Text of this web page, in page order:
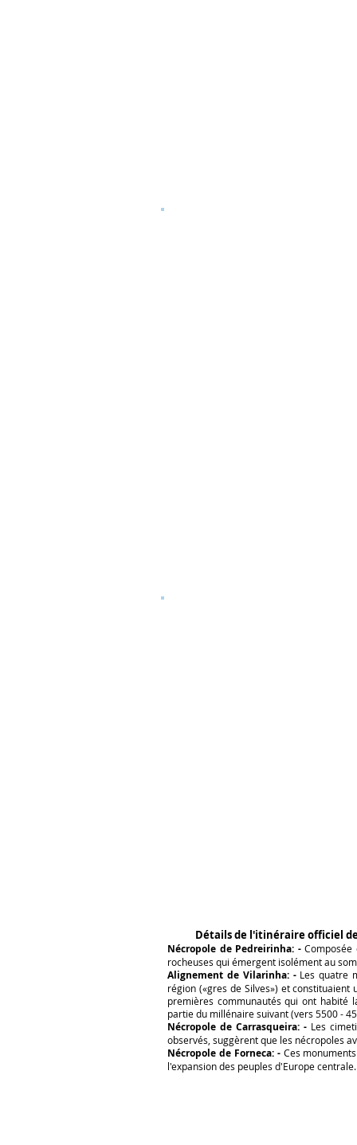
Détails de l'itinéraire officiel de
Nécropole de Pedreirinha: -Composée
rocheuses qui émergent isolément au
Alignement de Vilarinha: -Les quatre
région («gres de Silves») et
premières communautés qui ont habité
partie du millénaire suivant (vers 5500 -
Nécropole de Carrasqueira: -Les
observés, suggèrent que les nécropoles
Nécropole de Forneca: -Ces
l'expansion des peuples d'Europe centrale.